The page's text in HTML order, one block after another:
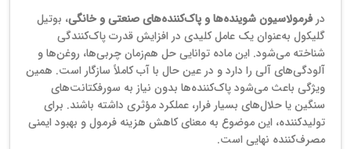
در فرمولاسیون شوینده‌ها و پاک‌کننده‌های صنعتی و خانگی، بوتیل
گلیکول به‌عنوان یک عامل کلیدی در افزایش قدرت پاک‌کنندگی
شناخته می‌شود. این ماده توانایی حل هم‌زمان چربی‌ها، روغن‌ها و
آلودگی‌های آلی را دارد و در عین حال با آب کاملاً سازگار است. همین
ویژگی باعث می‌شود پاک‌کننده‌ها بدون نیاز به سورفکتانت‌های
سنگین یا حلال‌های بسیار فرار، عملکرد مؤثری داشته باشند. برای
تولیدکننده، این موضوع به معنای کاهش هزینه فرمول و بهبود ایمنی
مصرف‌کننده نهایی است.